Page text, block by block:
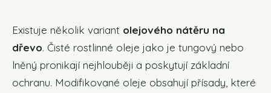
Existuje několik variant olejového nátěru na
dřevo. Čisté rostlinné oleje jako je tungový nebo
lněný pronikají nejhlouběji a poskytují základní
ochranu. Modifikované oleje obsahují přísady, které